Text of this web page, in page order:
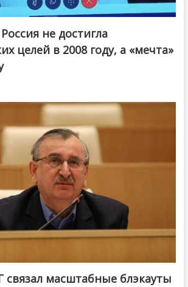
не достигла
целей в 2008 году, а «мечта»
связал масштабные блэкауты